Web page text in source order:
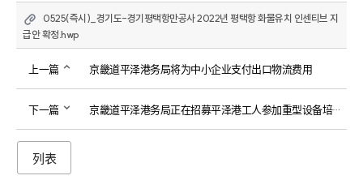
0525(즉시)_경기도-경기평택항만공사 2022년 평택항 화물유치 인센티브 지
급안 확정.hwp
上一篇 京畿道平泽港务局将为中小企业支付出口物流费用
下一篇 京畿道平泽港务局正在招募平泽港工人参加重型设备培训课程。
列表